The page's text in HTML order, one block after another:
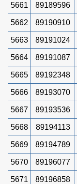
5661 89189596
5662 89190910
5663 89191024
5664 89191087
5665 89192348
5666 89193070
5667 89193536
5668 89194113
5669 89194789
5670 89196077
5671 89196858